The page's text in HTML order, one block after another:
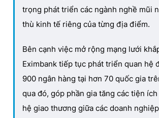
trọng phát triển các ngành nghề mũi
thù kinh tế riêng của từng địa điểm.
Bên cạnh việc mở rộng mạng lưới
Eximbank tiếp tục phát triển quan hệ
900 ngân hàng tại hơn 70 quốc gia
qua đó, góp phần gia tăng các tiện
hệ giao thương giữa các doanh